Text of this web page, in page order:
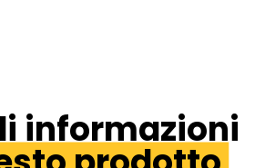
informazioni